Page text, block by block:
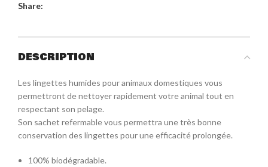
Share:
DESCRIPTION
Les lingettes humides pour animaux domestiques vous
permettront de nettoyer rapidement votre animal tout en
respectant son pelage.
Son sachet refermable vous permettra une très bonne
conservation des lingettes pour une efficacité prolongée.
100% biodégradable.